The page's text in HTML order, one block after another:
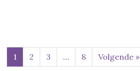
1 2 3 … 8 Volgende »